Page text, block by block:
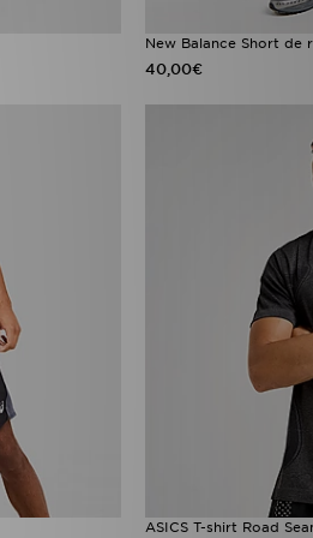
New Balance Short de
40,00€
ASICS T-shirt Road